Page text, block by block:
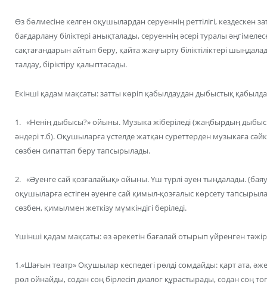
Өз бөлмесіне келген оқушылардан серуеннің реттілігі, кездескен
бағдарлану біліктері анықталады, серуеннің әсері туралы
сақтағандарын айтып беру, қайта жаңғырту біліктіліктері
талдау, біріктіру қалыптасады.
Екінші қадам мақсаты: затты көріп қабылдаудан дыбыстық
1. «Ненің дыбысы?» ойыны. Музыка жіберіледі (жаңбырдың
әндері т.б). Оқушыларға үстелде жатқан суреттерден музыкаға
сөзбен сипаттап беру тапсырылады.
2. «Әуенге сай қозғалайық» ойыны. Үш түрлі әуен тыңдалады.
оқушыларға естіген әуенге сай қимыл-қозғалыс көрсету
сөзбен, қимылмен жеткізу мүмкіндігі беріледі.
Үшінші қадам мақсаты: өз әрекетін бағалай отырып үйренген
1.«Шағын театр» Оқушылар кеспедегі рөлді сомдайды: қарт ата,
рөл ойнайды, содан соң бірлесіп диалог құрастырады, содан соң